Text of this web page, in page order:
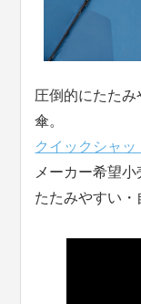
圧倒的にたた
傘。
クイックシャ
メーカー希望
たたみやすい